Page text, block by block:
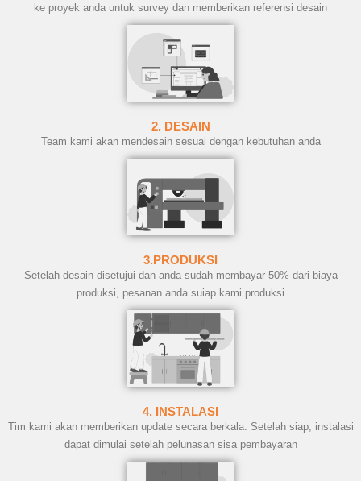
ke proyek anda untuk survey dan memberikan referensi desain
2. DESAIN
Team kami akan mendesain sesuai dengan kebutuhan anda
3.PRODUKSI
Setelah desain disetujui dan anda sudah membayar 50% dari biaya
produksi, pesanan anda suiap kami produksi
4. INSTALASI
Tim kami akan memberikan update secara berkala. Setelah siap, instalasi
dapat dimulai setelah pelunasan sisa pembayaran